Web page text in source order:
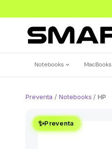
Notebooks MacBooks
Preventa /Notebooks /HP
✨Preventa